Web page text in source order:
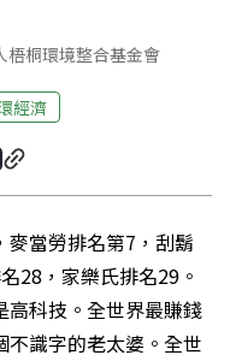
梧桐環境整合基金會
經濟
當勞排名第7，刮鬍
28，家樂氏排名29。
高科技。全世界最賺錢
不識字的老太婆。全世